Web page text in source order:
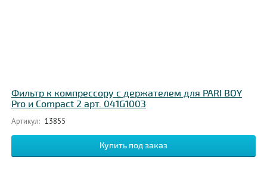
Фильтр к компрессору с держателем для PARI BOY
Pro и Compact 2 арт. 041G1003
Артикул: 13855